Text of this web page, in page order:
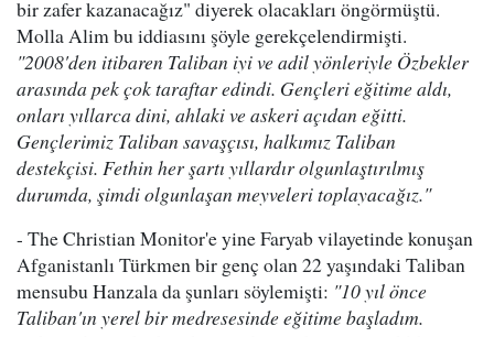
bir zafer kazanacağız" diyerek olacakları öngörmüştü.
Molla Alim bu iddiasını şöyle gerekçelendirmişti.
"2008'den itibaren Taliban iyi ve adil yönleriyle Özbekler
arasında pek çok taraftar edindi. Gençleri eğitime aldı,
onları yıllarca dini, ahlaki ve askeri açıdan eğitti.
Gençlerimiz Taliban savaşçısı, halkımız Taliban
destekçisi. Fethin her şartı yıllardır olgunlaştırılmış
durumda, şimdi olgunlaşan meyveleri toplayacağız."
- The Christian Monitor'e yine Faryab vilayetinde konuşan
Afganistanlı Türkmen bir genç olan 22 yaşındaki Taliban
mensubu Hanzala da şunları söylemişti: "10 yıl önce
Taliban'ın yerel bir medresesinde eğitime başladım.